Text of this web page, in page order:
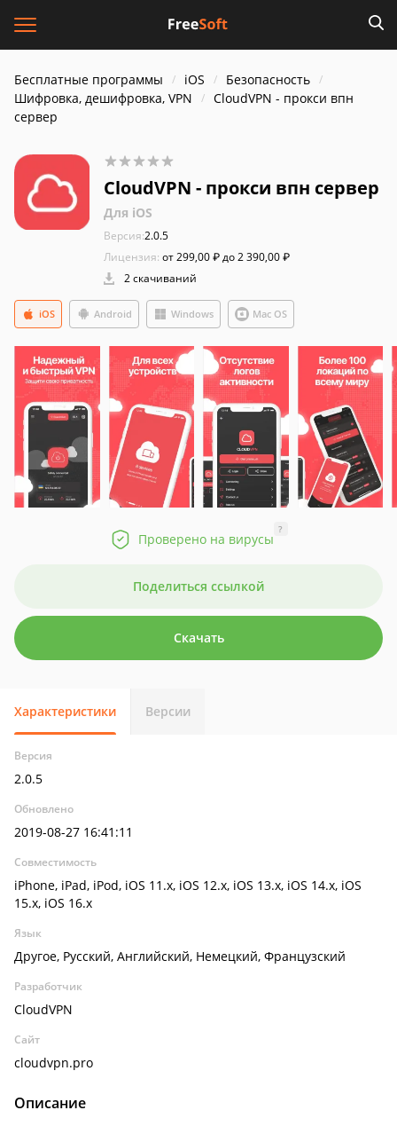
Бесплатные программы iOS
Безопасность
Шифровка, дешифровка, VPN
CloudVPN - прокси впн
сервер
CloudVPN - прокси впн сервер
Для iOS
Версия:2.0.5
Лицензия: от 299,00 ₽ до 2 390,00 ₽
2 скачиваний
Android Windows Mac OS
iOS
Проверено на вирусы
?
Поделиться ссылкой
Скачать
Характеристики Версии
Версия
2.0.5
Обновлено
2019-08-27 16:41:11
Совместимость
iPhone, iPad, iPod, iOS 11.x, iOS 12.x, iOS 13.x, iOS 14.x, iOS
15.x, iOS 16.x
Язык
Другое, Русский, Английский, Немецкий, Французский
Разработчик
CloudVPN
Сайт
cloudvpn.pro
Описание